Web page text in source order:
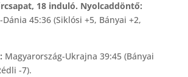
18 induló. Nyolcaddöntő:
45:36 (Siklósi +5, Bányai +2,
Magyarország-Ukrajna 39:45 (Bányai
-7).